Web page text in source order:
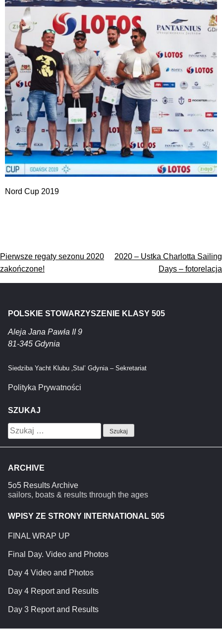
Nord Cup 2019
Nawigacja
wpisu
Pierwsze regaty sezonu 2020
zakończone!
2020 – Ustka Charlotta Sailing
Days – fotorelacja
POLSKIE STOWARZYSZENIE KLASY 505
Aleja Jana Pawła II 9
81-345 Gdynia
Siedziba Yacht Klubu ‚Stal’ Gdynia – Sekretariat
Polityka Prywatności
SZUKAJ
Szukaj:
ARCHIVE
5o5 Results Archive
sailors, boats & results through the ages
WPISY ZE STRONY INTERNATIONAL 505
FINAL WRAP UP
Final Day. Video and Photos
Day 4 Video and Photos
Day 4 Report and Results
Day 3 Report and Results